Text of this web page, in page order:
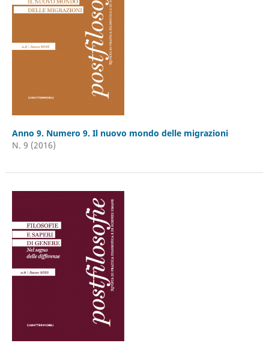
Anno 9. Numero 9. Il nuovo mondo delle migrazioni
N. 9 (2016)